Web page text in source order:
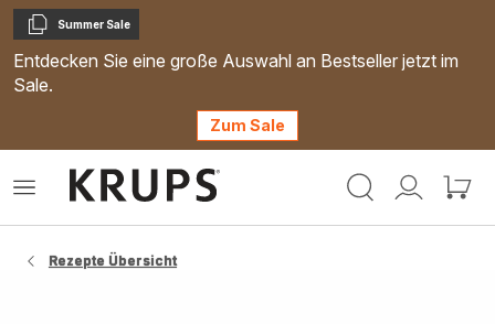
Kopieren
Summer Sale
Entdecken Sie eine große Auswahl an Bestseller jetzt im
Sale.
Zum Sale
Mein
Mein
Das
Rezepte Übersicht